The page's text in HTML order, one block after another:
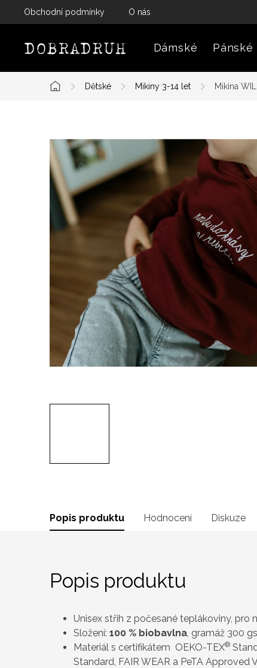
Obchodní podmínky O nás
Dámské Pánské
Domů
Dětské Mikiny 3-14 let Mikina
Popis produktu Hodnocení Diskuze
Popis produktu
Unisex střih z počesané teplákoviny, pro
Složení: 100 % biobavlna , gramáž 300
Materiál s certifikátem OEKO-TEX®
Standard, FAIR WEAR a PeTA Approved